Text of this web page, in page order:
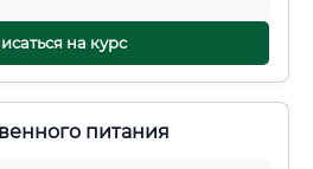
на курс
питания